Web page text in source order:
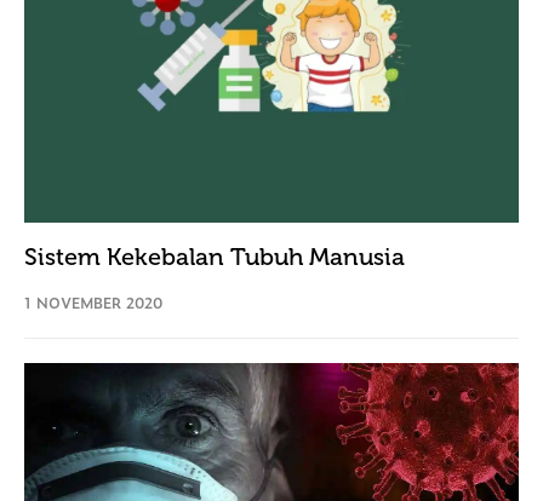
Sistem Kekebalan Tubuh Manusia
1 NOVEMBER 2020